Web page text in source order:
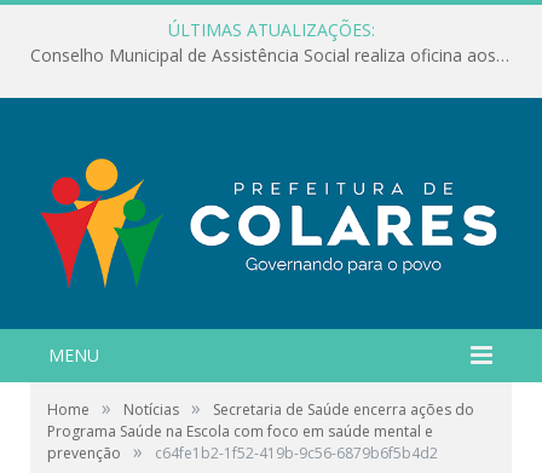
ÚLTIMAS ATUALIZAÇÕES:
Conselho Municipal de Assistência Social realiza oficina aos servidores
MENU
Home » Notícias »
Secretaria de Saúde encerra ações do
Programa Saúde na Escola com foco em saúde mental e
prevenção
» c64fe1b2-1f52-419b-9c56-6879b6f5b4d2